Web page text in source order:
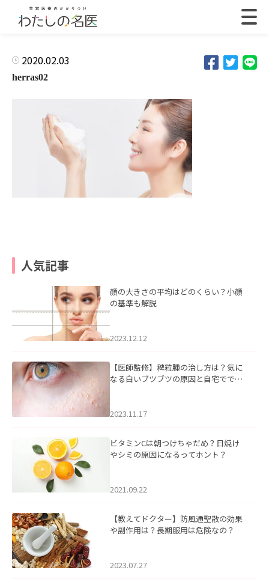
2020.02.03
herras02
人気記事
顔の大きさの平均はどのくらい？小顔
の基準も解説
2023.12.12
【医師監修】稗粒腫の治し方は？気に
なる白いブツブツの原因と自宅ででき
2023.11.17
ビタミンCは朝つけちゃだめ？日焼け
やシミの原因になるってホント？
2021.09.22
【教えてドクター】防風通聖散の効果
や副作用は？長期服用は危険なの？
2023.07.27